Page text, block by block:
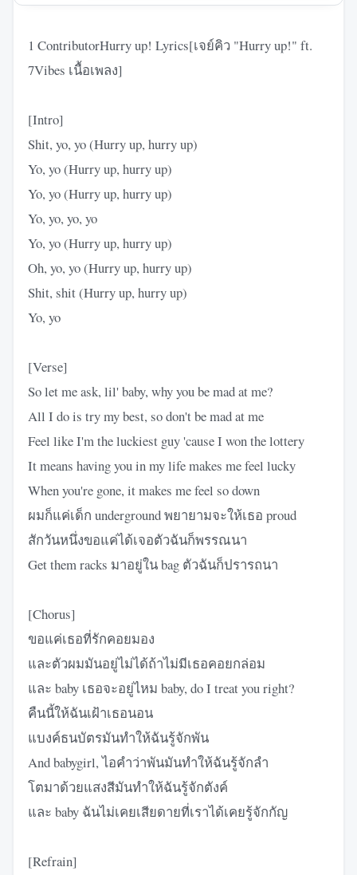
1 ContributorHurry up! Lyrics[เจย์คิว "Hurry up!" ft.
7Vibes เนื้อเพลง]
[Intro]
Shit, yo, yo (Hurry up, hurry up)
Yo, yo (Hurry up, hurry up)
Yo, yo (Hurry up, hurry up)
Yo, yo, yo, yo
Yo, yo (Hurry up, hurry up)
Oh, yo, yo (Hurry up, hurry up)
Shit, shit (Hurry up, hurry up)
Yo, yo
[Verse]
So let me ask, lil' baby, why you be mad at me?
All I do is try my best, so don't be mad at me
Feel like I'm the luckiest guy 'cause I won the lottery
It means having you in my life makes me feel lucky
When you're gone, it makes me feel so down
ผมก็แค่เด็ก underground พยายามจะให้เธอ proud
สักวันหนึ่งขอแค่ได้เจอตัวฉันก็พรรณนา
Get them racks มาอยู่ใน bag ตัวฉันก็ปรารถนา
[Chorus]
ขอแค่เธอที่รักคอยมอง
และตัวผมมันอยู่ไม่ได้ถ้าไม่มีเธอคอยกล่อม
และ baby เธอจะอยู่ไหม baby, do I treat you right?
คืนนี้ให้ฉันเฝ้าเธอนอน
แบงค์ธนบัตรมันทำให้ฉันรู้จักพัน
And babygirl, ไอคำว่าพันมันทำให้ฉันรู้จักลำ
โตมาด้วยแสงสีมันทำให้ฉันรู้จักตังค์
และ baby ฉันไม่เคยเสียดายที่เราได้เคยรู้จักกัญ
[Refrain]